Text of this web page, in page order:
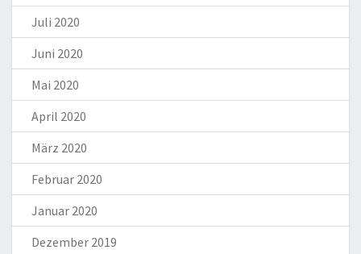
Juli 2020
Juni 2020
Mai 2020
April 2020
März 2020
Februar 2020
Januar 2020
Dezember 2019